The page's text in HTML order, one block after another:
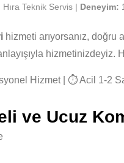
Hıra Teknik Servis | Deneyim:
hizmeti arıyorsanız,
hizmetinizdeyiz.
Hizmet | ⏱️ Acil 1-2
ve Ucuz